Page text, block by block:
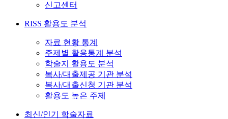
신고센터
RISS 활용도 분석
자료 현황 통계
주제별 활용통계 분석
학술지 활용도 분석
복사/대출제공 기관 분석
복사/대출신청 기관 분석
활용도 높은 주제
최신/인기 학술자료